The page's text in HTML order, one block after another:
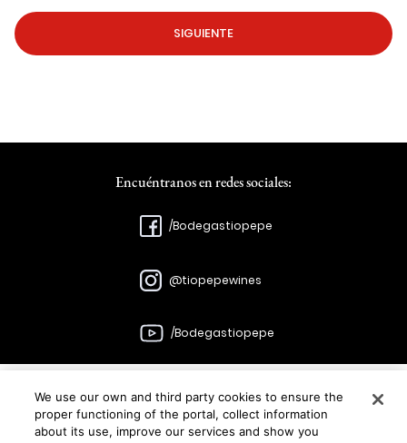
SIGUIENTE
Encuéntranos en redes sociales:
/Bodegastiopepe
@tiopepewines
/Bodegastiopepe
Bodegas
We use our own and third party cookies to ensure the
proper functioning of the portal, collect information
about its use, improve our services and show you